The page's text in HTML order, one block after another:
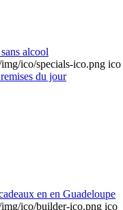
alcool
du jour
en en Guadeloupe